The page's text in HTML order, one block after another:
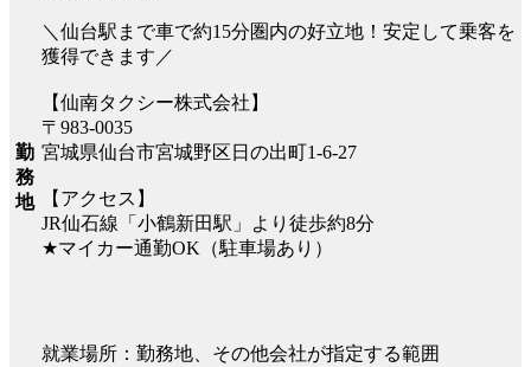
勤
務
地
＼仙台駅まで車で約15分圏内の好立地！安定して乗客を
獲得できます／
【仙南タクシー株式会社】
〒983-0035
宮城県仙台市宮城野区日の出町1-6-27
【アクセス】
JR仙石線「小鶴新田駅」より徒歩約8分
★マイカー通勤OK（駐車場あり）
就業場所：勤務地、その他会社が指定する範囲